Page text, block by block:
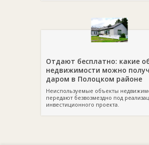
Отдают бесплатно: какие
недвижимости можно
даром в Полоцком районе
Неиспользуемые объекты
передают безвозмездно под
инвестиционного проекта.